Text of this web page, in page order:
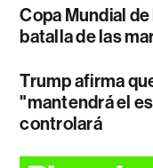
Copa Mundial de
batalla de las
Trump afirma
"mantendrá el
controlará